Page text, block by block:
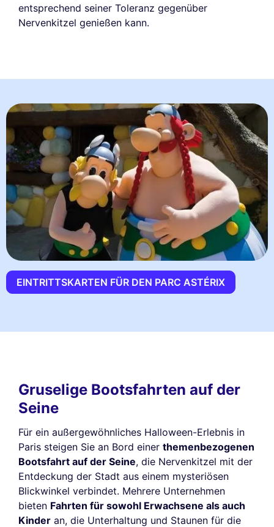
entsprechend seiner Toleranz gegenüber
Nervenkitzel genießen kann.
EINTRITTSKARTEN FÜR DEN PARC ASTÉRIX
Gruselige Bootsfahrten auf der
Seine
Für ein außergewöhnliches Halloween-Erlebnis in
Paris steigen Sie an Bord einer themenbezogenen
Bootsfahrt auf der Seine, die Nervenkitzel mit der
Entdeckung der Stadt aus einem mysteriösen
Blickwinkel verbindet. Mehrere Unternehmen
bieten Fahrten für sowohl Erwachsene als auch
Kinder an, die Unterhaltung und Staunen für die